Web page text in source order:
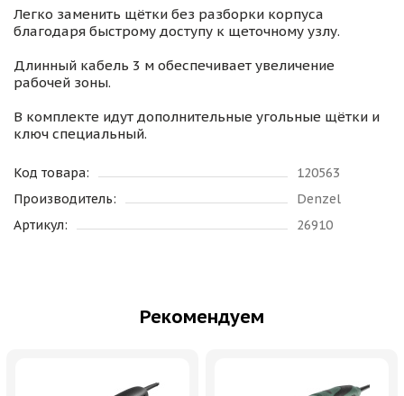
Легко заменить щётки без разборки корпуса
благодаря быстрому доступу к щеточному узлу.
Длинный кабель 3 м обеспечивает увеличение
рабочей зоны.
В комплекте идут дополнительные угольные щётки и
ключ специальный.
Код товара:
120563
Производитель:
Denzel
Артикул:
26910
Рекомендуем